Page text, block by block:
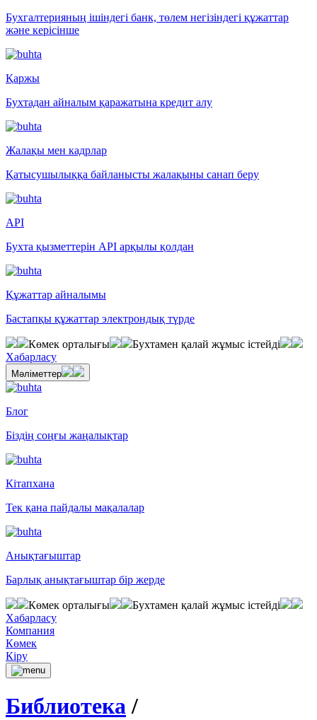
Бухгалтерияның ішіндегі банк, төлем негізіндегі құжаттар
және керісінше
Қаржы
Бухтадан айналым қаражатына кредит алу
Жалақы мен кадрлар
Қатысушылыққа байланысты жалақыны санап беру
API
Бухта қызметтерін API арқылы қолдан
Құжаттар айналымы
Бастапқы құжаттар электрондық түрде
Көмек орталығы
Бухтамен қалай жұмыс істейді
Хабарласу
Мәліметтер
Блог
Біздің соңғы жаңалықтар
Кітапхана
Тек қана пайдалы мақалалар
Анықтағыштар
Барлық анықтағыштар бір жерде
Көмек орталығы
Бухтамен қалай жұмыс істейді
Хабарласу
Компания
Көмек
Кіру
Библиотека/